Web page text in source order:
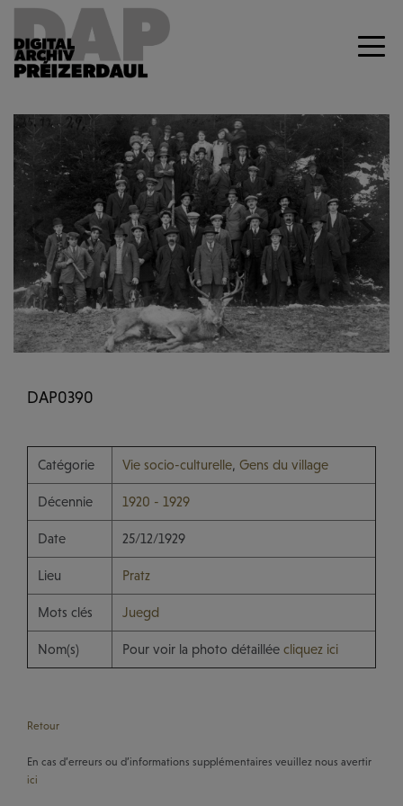
Previous
DAP0390
Catégorie Vie socio-culturelle, Gens du village
Décennie 1920 - 1929
Date 25/12/1929
Lieu Pratz
Mots clés Juegd
Nom(s) Pour voir la photo détaillée cliquez ici
Retour
En cas d’erreurs ou d’informations supplémentaires veuillez nous avertir
ici